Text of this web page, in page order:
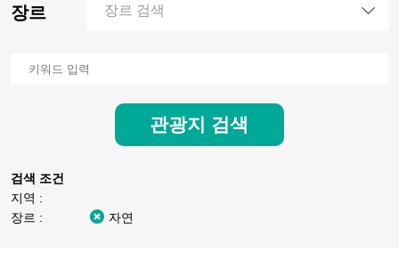
장르 장르 검색
관광지 검색
검색 조건
지역 :
장르 :
자연